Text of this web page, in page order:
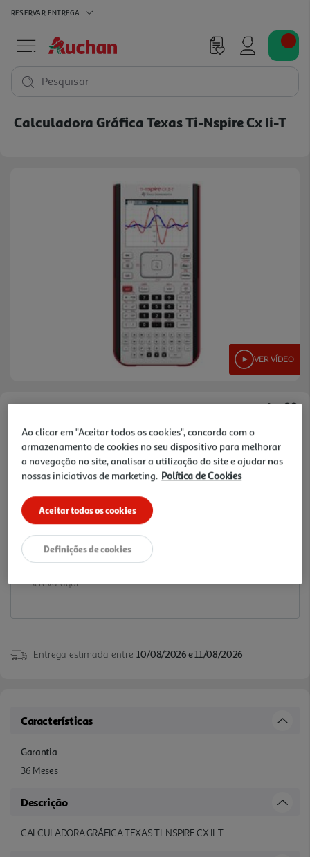
RESERVAR ENTREGA
Pesquisar
Calculadora Gráfica Texas Ti-Nspire Cx Ii-T
VER VÍDEO
Ref. / EAN:3243480106702
164.99 €/un
164,99 €
Notas de preparação
Entrega estimada entre 10/08/2026 e 11/08/2026
Características
Garantia
36 Meses
Descrição
CALCULADORA GRÁFICA TEXAS TI-NSPIRE CX II-T
Ao clicar em "Aceitar todos os cookies", concorda com o
armazenamento de cookies no seu dispositivo para melhorar
a navegação no site, analisar a utilização do site e ajudar nas
nossas iniciativas de marketing. Política de Cookies
Aceitar todos os cookies
Definições de cookies